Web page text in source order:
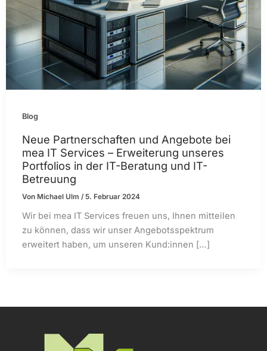
Blog
Neue Partnerschaften und Angebote bei
mea IT Services – Erweiterung unseres
Portfolios in der IT-Beratung und IT-
Betreuung
Von Michael Ulm /5. Februar 2024
Wir bei mea IT Services freuen uns, Ihnen mitteilen
zu können, dass wir unser Angebotsspektrum
erweitert haben, um unseren Kund:innen […]